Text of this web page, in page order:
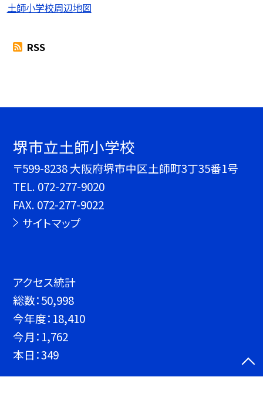
土師小学校周辺地図
RSS
堺市立土師小学校
〒599-8238 大阪府堺市中区土師町3丁35番1号
TEL. 072-277-9020
FAX. 072-277-9022
サイトマップ
アクセス統計
総数：50,998
今年度： 18,410
今月： 1,762
本日：349